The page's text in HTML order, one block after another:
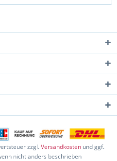
zzgl.Versandkosten und ggf.
nicht anders beschrieben